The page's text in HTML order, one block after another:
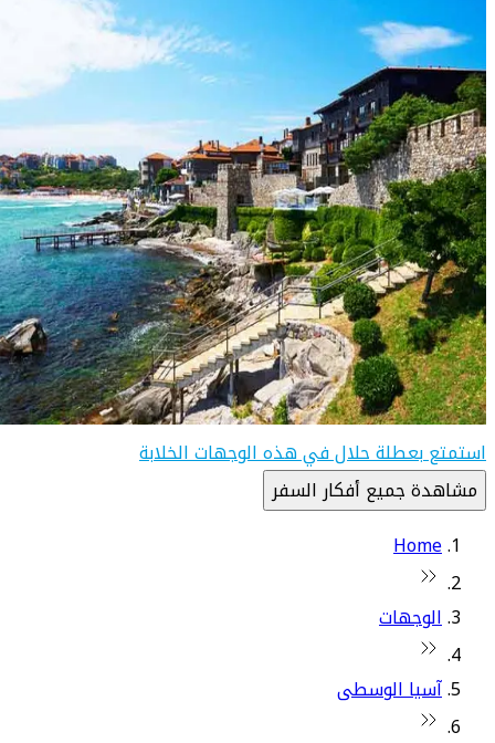
استمتع بعطلة حلال في هذه الوجهات الخلابة
مشاهدة جميع أفكار السفر
Home
الوجهات
آسيا الوسطى